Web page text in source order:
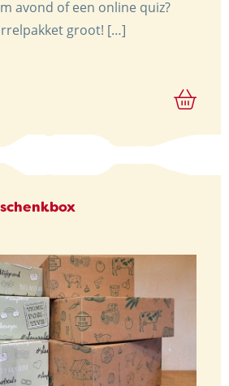
avond of een online quiz?
groot! […]